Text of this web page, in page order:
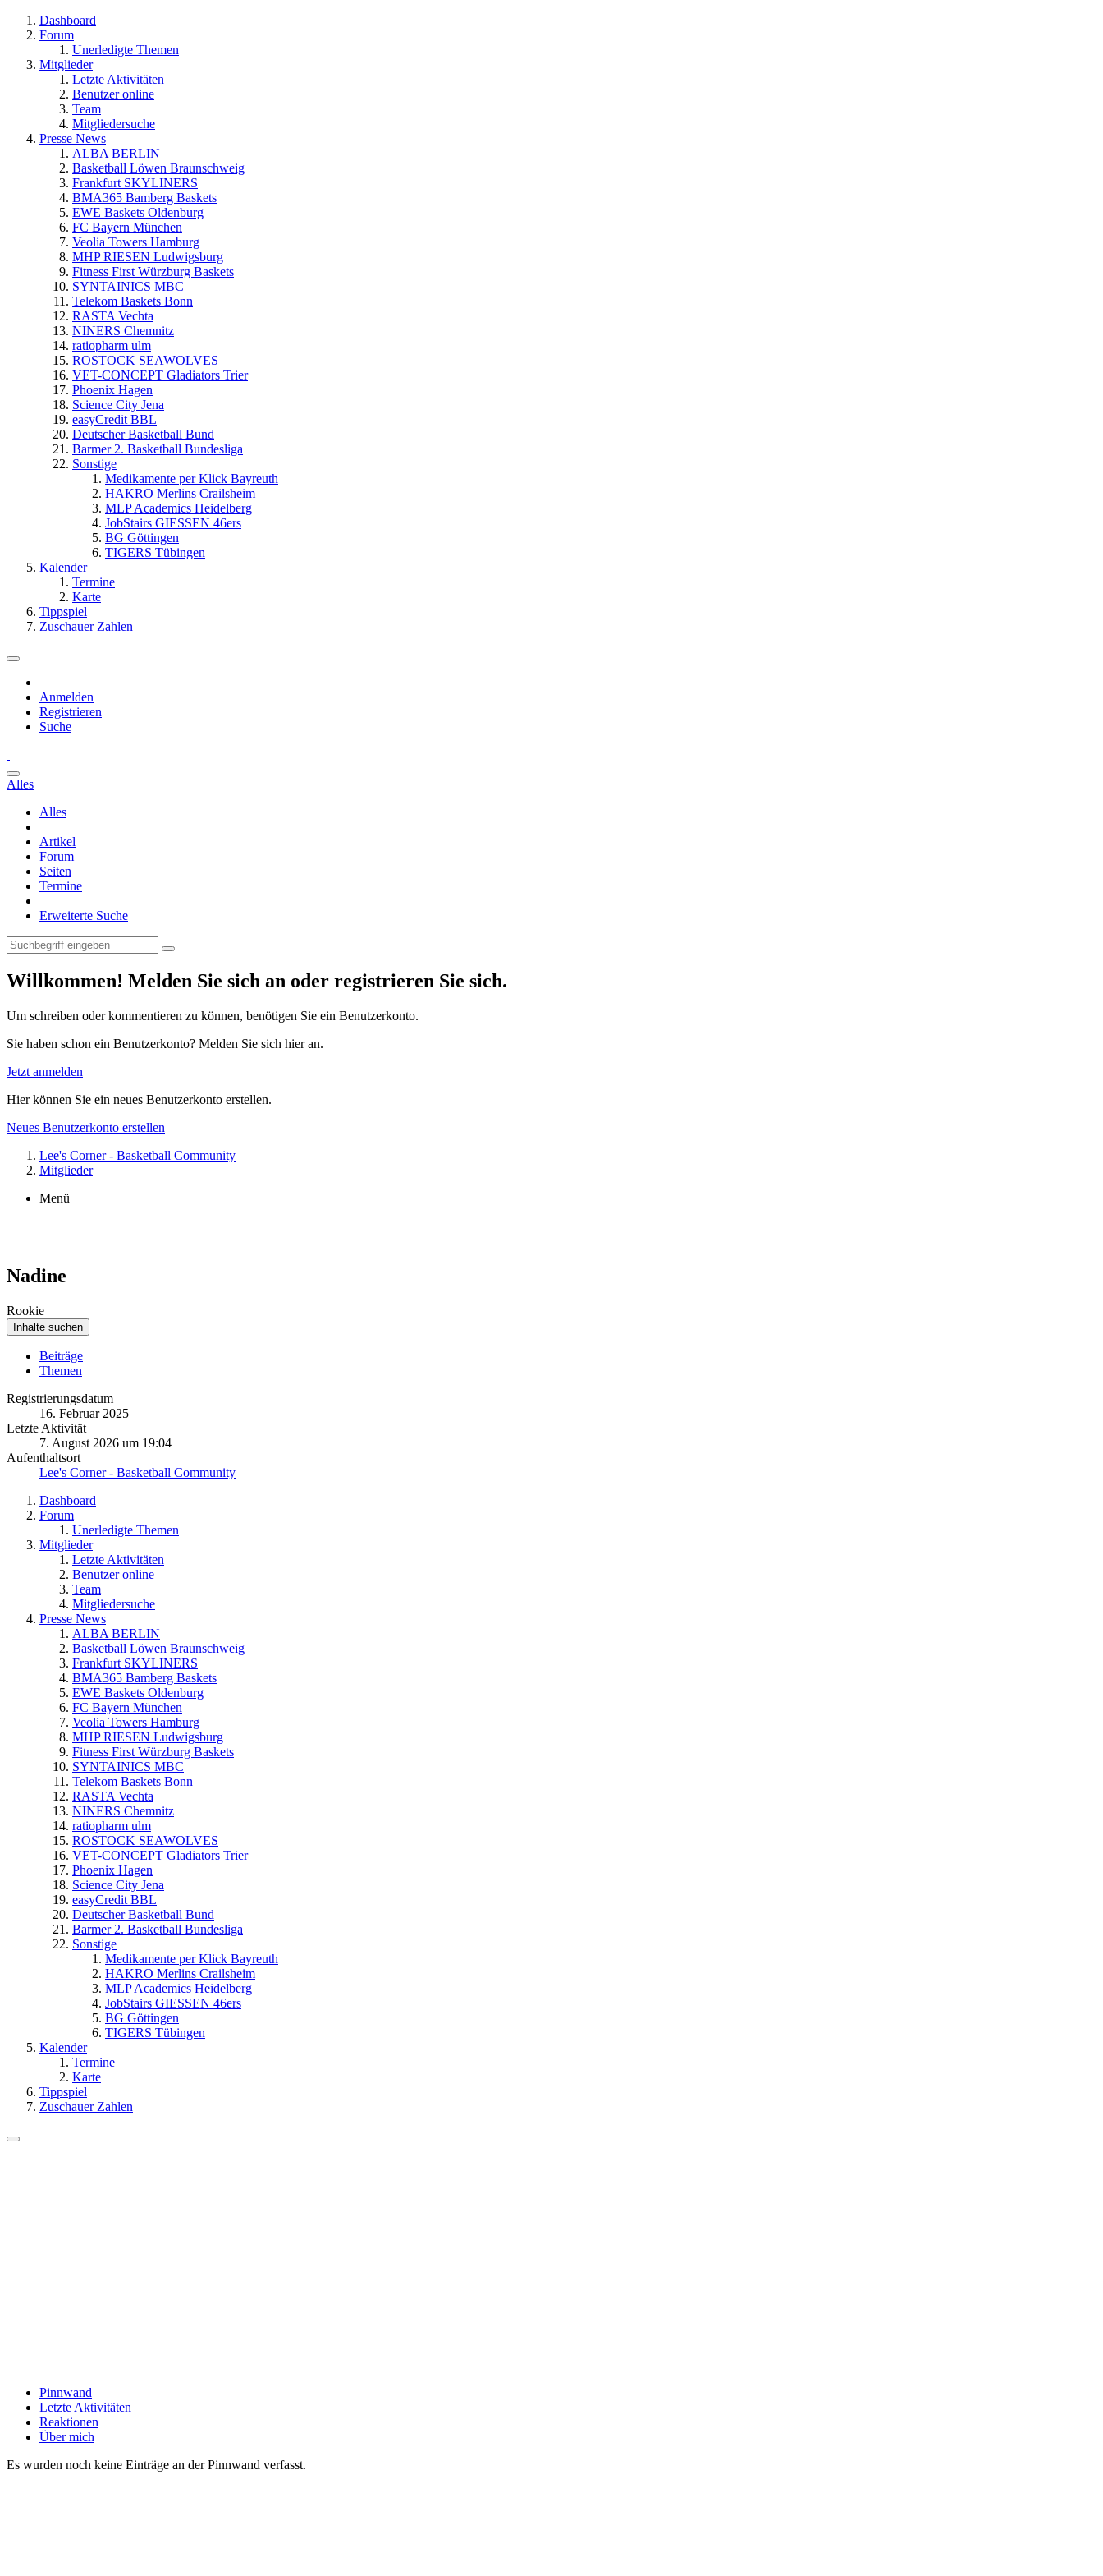
Dashboard
Forum
Unerledigte Themen
Mitglieder
Letzte Aktivitäten
Benutzer online
Team
Mitgliedersuche
Presse News
ALBA BERLIN
Basketball Löwen Braunschweig
Frankfurt SKYLINERS
BMA365 Bamberg Baskets
EWE Baskets Oldenburg
FC Bayern München
Veolia Towers Hamburg
MHP RIESEN Ludwigsburg
Fitness First Würzburg Baskets
SYNTAINICS MBC
Telekom Baskets Bonn
RASTA Vechta
NINERS Chemnitz
ratiopharm ulm
ROSTOCK SEAWOLVES
VET-CONCEPT Gladiators Trier
Phoenix Hagen
Science City Jena
easyCredit BBL
Deutscher Basketball Bund
Barmer 2. Basketball Bundesliga
Sonstige
Medikamente per Klick Bayreuth
HAKRO Merlins Crailsheim
MLP Academics Heidelberg
JobStairs GIESSEN 46ers
BG Göttingen
TIGERS Tübingen
Kalender
Termine
Karte
Tippspiel
Zuschauer Zahlen
Anmelden
Registrieren
Suche
Alles
Alles
Artikel
Forum
Seiten
Termine
Erweiterte Suche
Willkommen! Melden Sie sich an oder registrieren Sie sich.
Um schreiben oder kommentieren zu können, benötigen Sie ein Benutzerkonto.
Sie haben schon ein Benutzerkonto? Melden Sie sich hier an.
Jetzt anmelden
Hier können Sie ein neues Benutzerkonto erstellen.
Neues Benutzerkonto erstellen
Lee's Corner - Basketball Community
Mitglieder
Menü
Nadine
Rookie
Inhalte suchen
Beiträge
Themen
Registrierungsdatum
16. Februar 2025
Letzte Aktivität
7. August 2026 um 19:04
Aufenthaltsort
Lee's Corner - Basketball Community
Dashboard
Forum
Unerledigte Themen
Mitglieder
Letzte Aktivitäten
Benutzer online
Team
Mitgliedersuche
Presse News
ALBA BERLIN
Basketball Löwen Braunschweig
Frankfurt SKYLINERS
BMA365 Bamberg Baskets
EWE Baskets Oldenburg
FC Bayern München
Veolia Towers Hamburg
MHP RIESEN Ludwigsburg
Fitness First Würzburg Baskets
SYNTAINICS MBC
Telekom Baskets Bonn
RASTA Vechta
NINERS Chemnitz
ratiopharm ulm
ROSTOCK SEAWOLVES
VET-CONCEPT Gladiators Trier
Phoenix Hagen
Science City Jena
easyCredit BBL
Deutscher Basketball Bund
Barmer 2. Basketball Bundesliga
Sonstige
Medikamente per Klick Bayreuth
HAKRO Merlins Crailsheim
MLP Academics Heidelberg
JobStairs GIESSEN 46ers
BG Göttingen
TIGERS Tübingen
Kalender
Termine
Karte
Tippspiel
Zuschauer Zahlen
Pinnwand
Letzte Aktivitäten
Reaktionen
Über mich
Es wurden noch keine Einträge an der Pinnwand verfasst.